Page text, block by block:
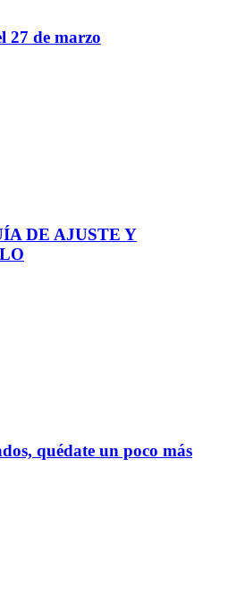
27 de marzo
DE AJUSTE Y
quédate un poco más